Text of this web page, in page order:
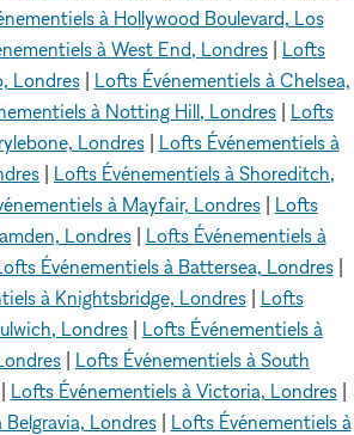
à Hollywood Boulevard, Los
à West End, Londres
Lofts
Londres| Lofts Événementiels à Chelsea,
à Notting Hill, Londres
Lofts
Londres| Lofts Événementiels à
Lofts Événementiels à Shoreditch,
à Mayfair, Londres| Lofts
Londres| Lofts Événementiels à
Événementiels à Battersea, Londres|
à Knightsbridge, Londres| Lofts
Londres
Lofts Événementiels à
Lofts Événementiels à South
Lofts Événementiels à Victoria, Londres|
Londres| Lofts Événementiels à